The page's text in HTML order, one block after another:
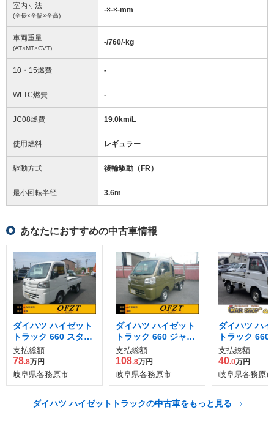
室内寸法
(全長×全幅×全高)
-×-×-mm
車両重量
(AT×MT×CVT)
-/760/-kg
10・15燃費 -
WLTC燃費 -
JC08燃費 19.0km/L
使用燃料 レギュラー
駆動方式 後輪駆動（FR）
最小回転半径 3.6m
あなたにおすすめの中古車情報
ダイハツ ハイゼット
トラック 660 スタン
ダード 3方開 4WD
支払総額
78.8万円
岐阜県各務原市
ダイハツ ハイゼット
トラック 660 ジャン
ボ スタンダード 3方
開 4WD
支払総額
108.8万円
岐阜県各務原市
ダイハツ ハ
トラック 660
ン・パワステ
ャル 3方開
支払総額
40.0万円
岐阜県各務原市
ダイハツ ハイゼットトラックの中古車をもっと見る